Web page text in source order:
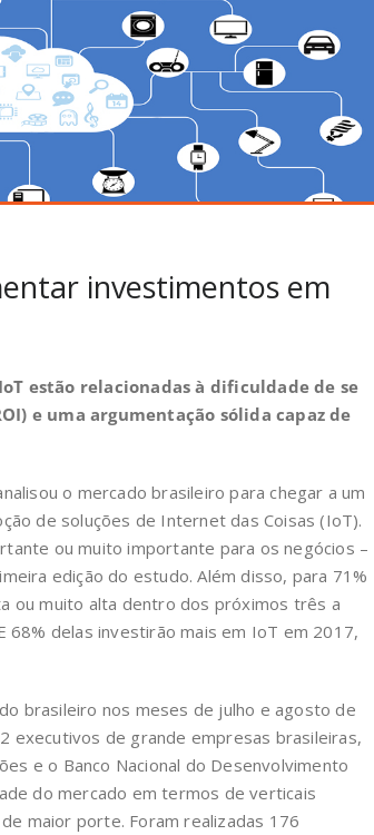
investimentos em
estão relacionadas à dificuldade de se
e uma argumentação sólida capaz de
o mercado brasileiro para chegar a um
de soluções de Internet das Coisas (IoT).
ou muito importante para os negócios –
edição do estudo. Além disso, para 71%
ou muito alta dentro dos próximos três a
68% delas investirão mais em IoT em 2017,
brasileiro nos meses de julho e agosto de
executivos de grande empresas brasileiras,
e o Banco Nacional do Desenvolvimento
do mercado em termos de verticais
maior porte. Foram realizadas 176